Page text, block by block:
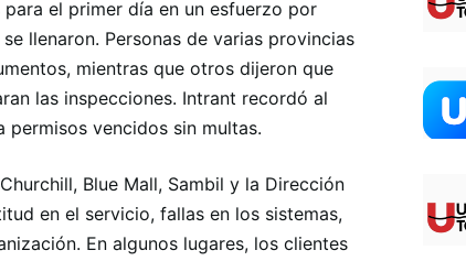
el primer día en un esfuerzo por
llenaron. Personas de varias provincias
mientras que otros dijeron que
las inspecciones. Intrant recordó al
vencidos sin multas.
Blue Mall, Sambil y la Dirección
en el servicio, fallas en los sistemas,
En algunos lugares, los clientes